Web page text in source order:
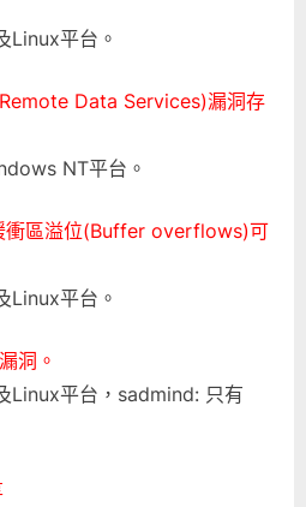
Linux平台。
Data Services)漏洞存
NT平台。
衝區溢位(Buffer overflows)可
Linux平台。
洞。
Linux平台，sadmind: 只有